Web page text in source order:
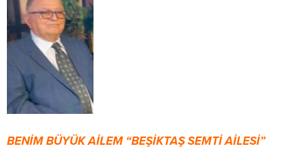
BENİM BÜYÜK AİLEM “BEŞİKTAŞ SEMTİ AİLESİ”